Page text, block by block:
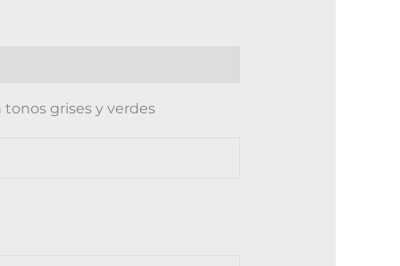
grises y verdes